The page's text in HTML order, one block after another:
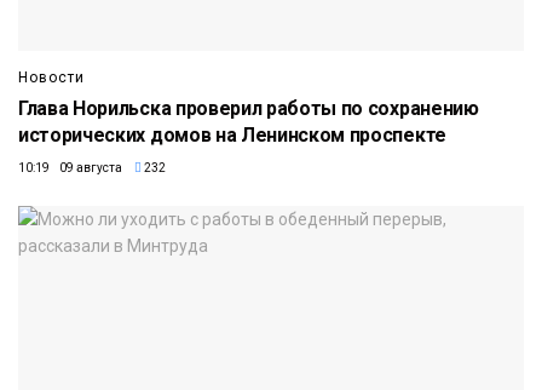
Новости
Глава Норильска проверил работы по сохранению
исторических домов на Ленинском проспекте
10:19 09 августа 232